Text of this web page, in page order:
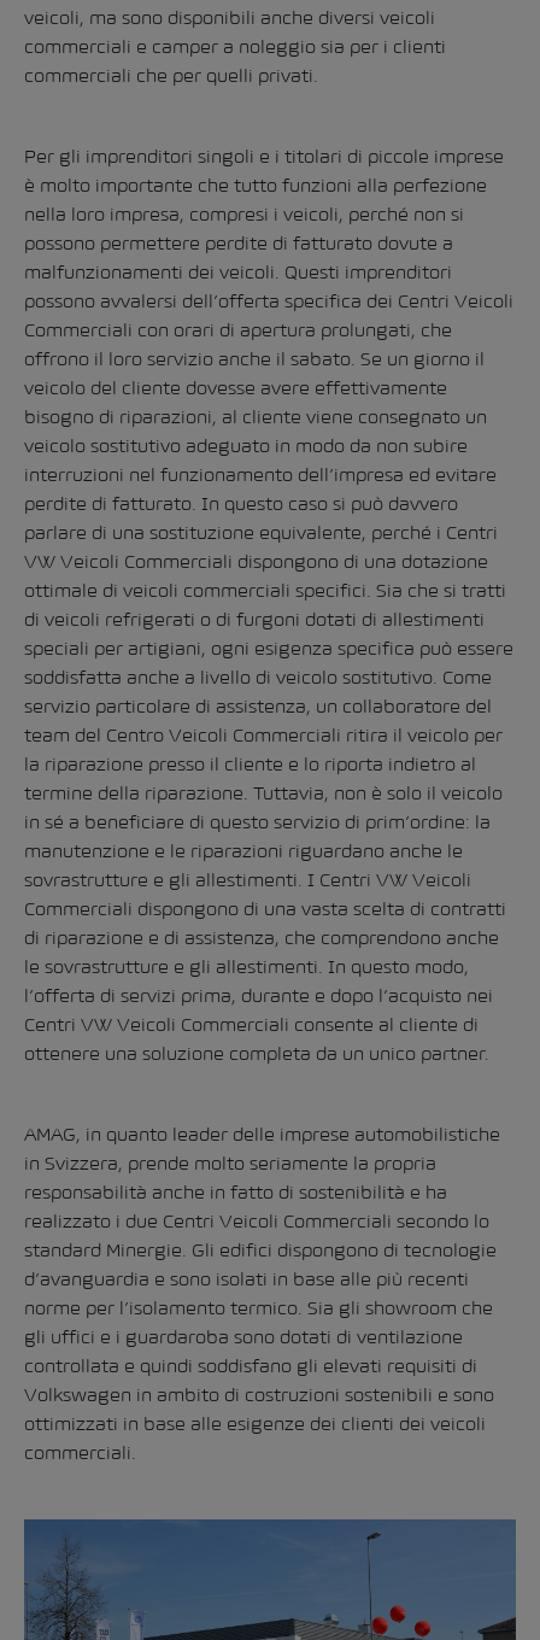
veicoli, ma sono disponibili anche diversi veicoli
commerciali e camper a noleggio sia per i clienti
commerciali che per quelli privati.
Per gli imprenditori singoli e i titolari di piccole imprese
è molto importante che tutto funzioni alla perfezione
nella loro impresa, compresi i veicoli, perché non si
possono permettere perdite di fatturato dovute a
malfunzionamenti dei veicoli. Questi imprenditori
possono avvalersi dell’offerta specifica dei Centri Veicoli
Commerciali con orari di apertura prolungati, che
offrono il loro servizio anche il sabato. Se un giorno il
veicolo del cliente dovesse avere effettivamente
bisogno di riparazioni, al cliente viene consegnato un
veicolo sostitutivo adeguato in modo da non subire
interruzioni nel funzionamento dell’impresa ed evitare
perdite di fatturato. In questo caso si può davvero
parlare di una sostituzione equivalente, perché i Centri
VW Veicoli Commerciali dispongono di una dotazione
ottimale di veicoli commerciali specifici. Sia che si tratti
di veicoli refrigerati o di furgoni dotati di allestimenti
speciali per artigiani, ogni esigenza specifica può essere
soddisfatta anche a livello di veicolo sostitutivo. Come
servizio particolare di assistenza, un collaboratore del
team del Centro Veicoli Commerciali ritira il veicolo per
la riparazione presso il cliente e lo riporta indietro al
termine della riparazione. Tuttavia, non è solo il veicolo
in sé a beneficiare di questo servizio di prim’ordine: la
manutenzione e le riparazioni riguardano anche le
sovrastrutture e gli allestimenti. I Centri VW Veicoli
Commerciali dispongono di una vasta scelta di contratti
di riparazione e di assistenza, che comprendono anche
le sovrastrutture e gli allestimenti. In questo modo,
l’offerta di servizi prima, durante e dopo l’acquisto nei
Centri VW Veicoli Commerciali consente al cliente di
ottenere una soluzione completa da un unico partner.
AMAG, in quanto leader delle imprese automobilistiche
in Svizzera, prende molto seriamente la propria
responsabilità anche in fatto di sostenibilità e ha
realizzato i due Centri Veicoli Commerciali secondo lo
standard Minergie. Gli edifici dispongono di tecnologie
d’avanguardia e sono isolati in base alle più recenti
norme per l’isolamento termico. Sia gli showroom che
gli uffici e i guardaroba sono dotati di ventilazione
controllata e quindi soddisfano gli elevati requisiti di
Volkswagen in ambito di costruzioni sostenibili e sono
ottimizzati in base alle esigenze dei clienti dei veicoli
commerciali.